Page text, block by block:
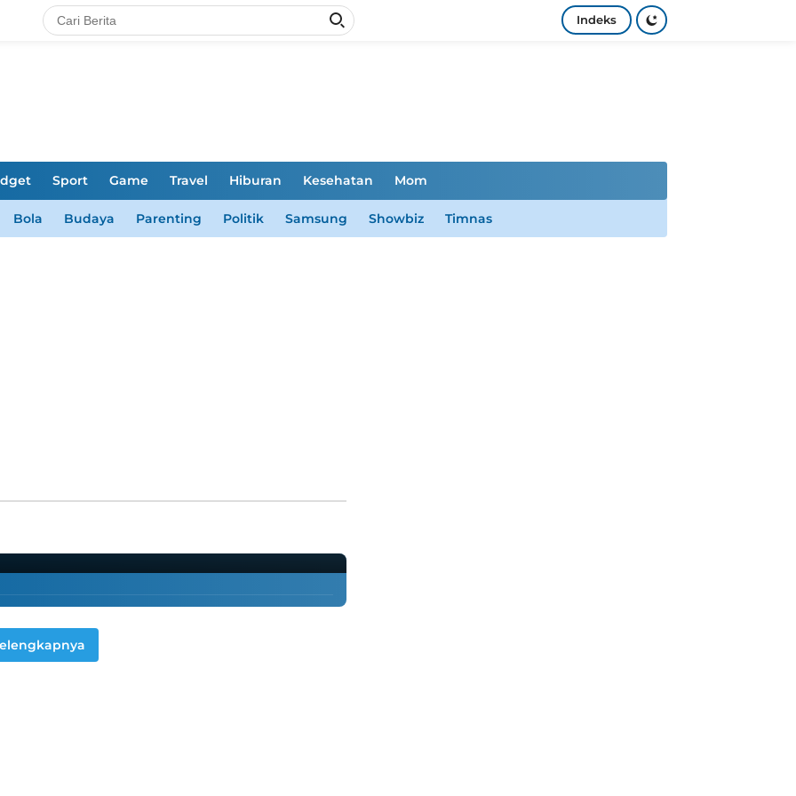
Indeks
Sport Game Travel Hiburan Kesehatan Mom
Bola Budaya Parenting Politik Samsung Showbiz Timnas
Balmond Mobile Legends